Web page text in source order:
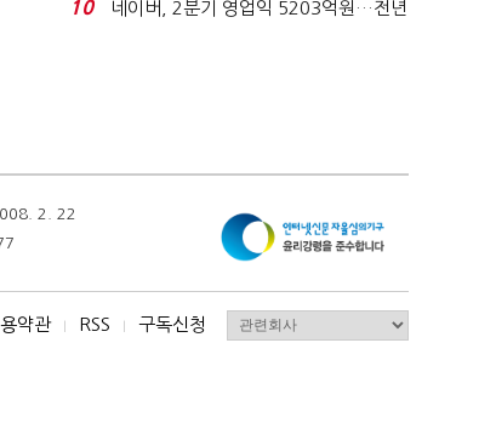
10
네이버, 2분기 영업익 5203억원…전년
2. 22
약관 I RSS I 구독신청